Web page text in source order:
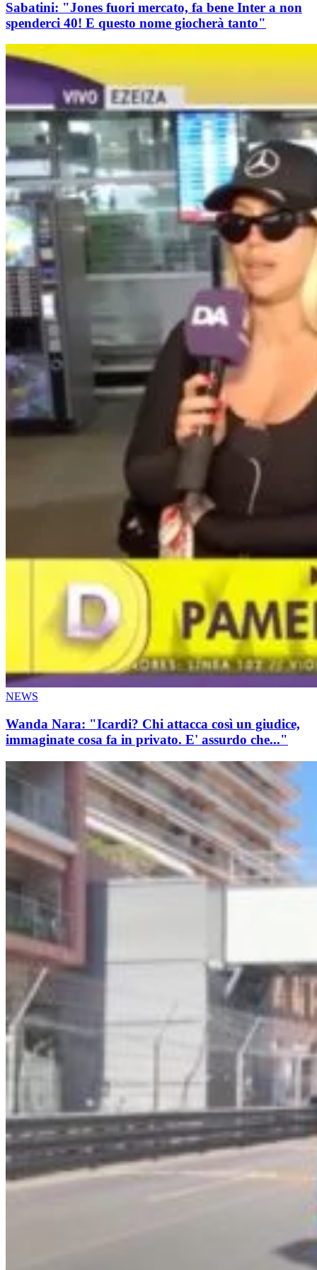
Sabatini: "Jones fuori mercato, fa bene Inter a non
spenderci 40! E questo nome giocherà tanto"
NEWS
Wanda Nara: "Icardi? Chi attacca così un giudice,
immaginate cosa fa in privato. E' assurdo che..."